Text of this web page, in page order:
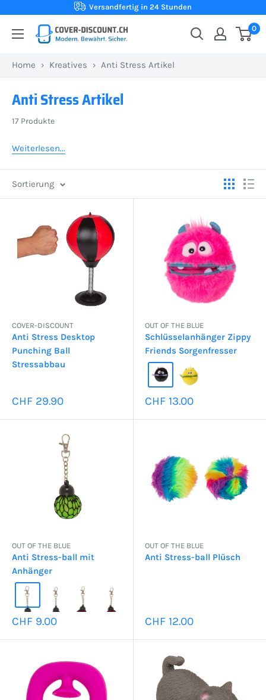
Inhalt
Versandfertig in 24 Stunden
Cover-
Ihr
aus
der
für
zum
besten
0
Home › Kreatives › Anti Stress Artikel
Anti Stress Artikel
17 Produkte
Weiterlesen...
Sortierung
COVER-DISCOUNT
Anti Stress Desktop
Punching Ball
Stressabbau
Sonderpreis
CHF 29.90
OUT OF THE BLUE
Schlüsselanhänger Zippy
Friends Sorgenfresser
Sonderpreis
CHF 13.00
OUT OF THE BLUE
Anti Stress-ball mit
Anhänger
Sonderpreis
CHF 9.00
OUT OF THE BLUE
Anti Stress-ball Plüsch
Sonderpreis
CHF 12.00